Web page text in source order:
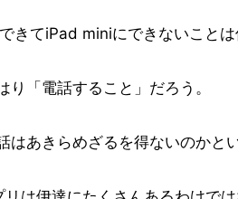
きてiPad miniにできないことは
り「電話すること」だろう。
はあきらめざるを得ないのかと